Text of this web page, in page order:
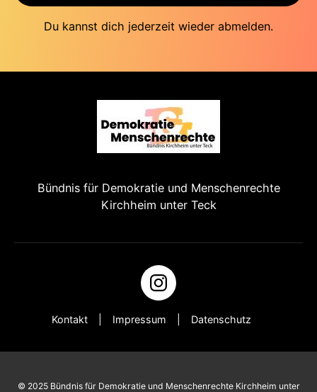
Du kannst dich jederzeit wieder abmelden.
Bündnis für Demokratie und Menschenrechte
Kirchheim unter Teck
Kontakt Impressum Datenschutz
© 2025 Bündnis für Demokratie und Menschenrechte Kirchheim unter